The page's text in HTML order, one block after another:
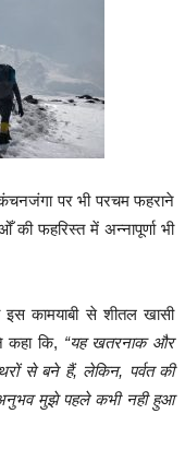
पर भी परचम फहराने
फहरिस्त में अन्नापूर्णा भी
कामयाबी से शीतल खासी
कहा कि, “यह खतरनाक और
से बने हैं, लेकिन, पर्वत की
मुझे पहले कभी नही हुआ